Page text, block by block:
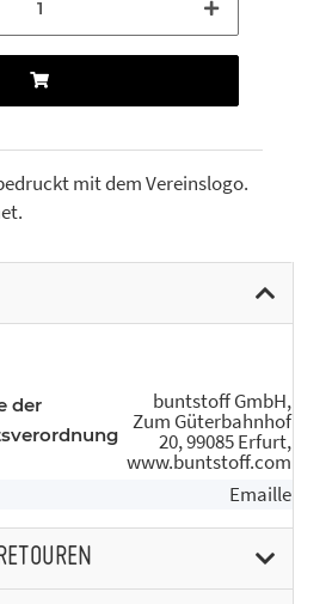
mit dem Vereinslogo.
der
buntstoff GmbH,
Zum Güterbahnhof
20, 99085 Erfurt,
www.buntstoff.com
Emaille